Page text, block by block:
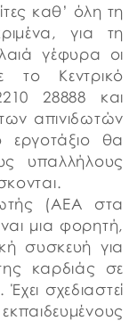
καθ’ όλη τη
για τη
γέφυρα οι
το Κεντρικό
28888 και
απινιδωτών
θα
υπαλλήλους
(ΑΕΑ στα
μια φορητή,
συσκευή για
καρδιάς σε
σχεδιαστεί